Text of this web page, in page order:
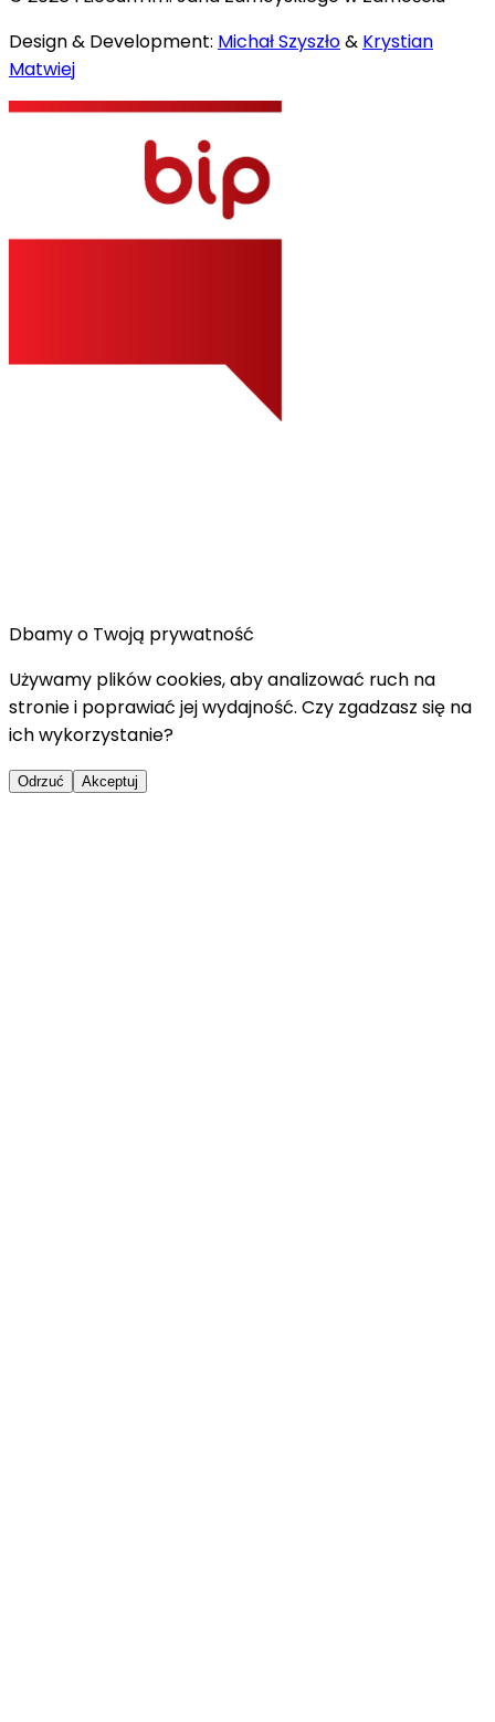
Design & Development: Michał Szyszło& Krystian
Matwiej
Dbamy o Twoją prywatność
Używamy plików cookies, aby analizować ruch na
stronie i poprawiać jej wydajność. Czy zgadzasz się na
ich wykorzystanie?
Odrzuć Akceptuj